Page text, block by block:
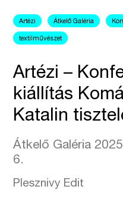
Artézi Átkelő Galéria
textilművészet
Artézi –
kiállítás
Katalin
Átkelő Galéria
6.
Plesznivy Edit